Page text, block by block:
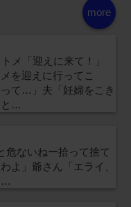
more
メ「迎えに来て！」
を迎えに行ってこ
て…」夫「妊婦をこき
と…
危ないねー拾って捨て
よ」爺さん「エライ、
…